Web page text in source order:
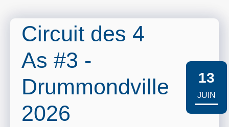
Circuit des 4
As #3 -
Drummondville
2026
13
JUIN